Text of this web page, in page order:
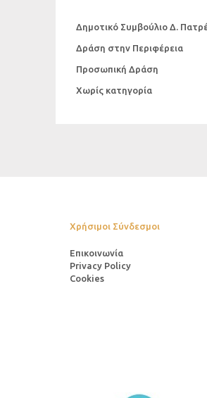
Δημοτικό Συμβούλιο Δ.
Δράση στην Περιφέρεια
Προσωπική Δράση
Χωρίς κατηγορία
Χρήσιμοι Σύνδεσμοι
Επικοινωνία
Privacy Policy
Cookies